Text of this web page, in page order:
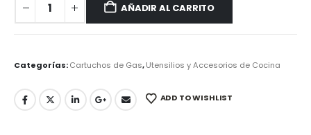
AÑADIR AL CARRITO
Categorías:Cartuchos de Gas,Utensilios y Accesorios de Cocina
ADD TO WISHLIST